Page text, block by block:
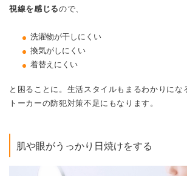
視線を感じるので、
洗濯物が干しにくい
換気がしにくい
着替えにくい
と困ることに。生活スタイルもまるわかりにな
トーカーの防犯対策不足にもなります。
肌や眼がうっかり日焼けをする